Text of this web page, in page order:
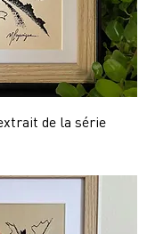
de la série